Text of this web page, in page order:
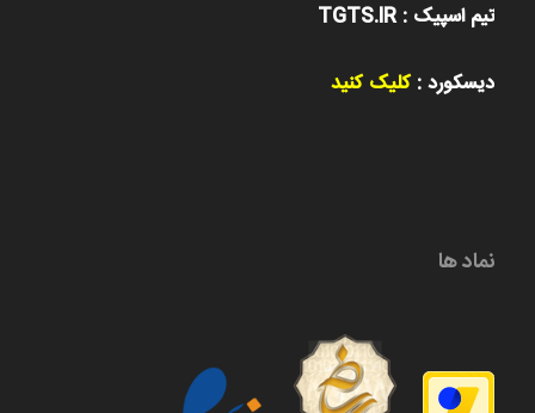
تیم اسپیک : TGTS.IR
دیسکورد :کلیک کنید
نماد ها